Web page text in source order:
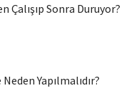
Çalışıp Sonra Duruyor?
Yapılmalıdır?